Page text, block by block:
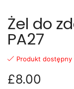
Żel do
PA27
Produkt dostępny
£8.00